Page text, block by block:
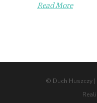
Read More
© Duch Huszczy